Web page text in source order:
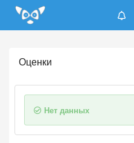
Update cookies preferences
Оценки
Нет данных